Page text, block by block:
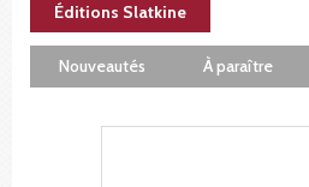
Éditions Slatkine
Nouveautés À paraître